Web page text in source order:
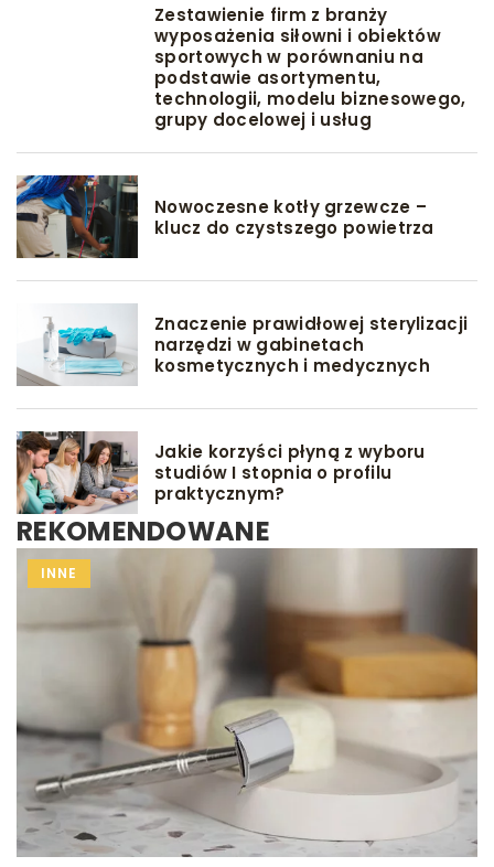
Zestawienie firm z branży
wyposażenia siłowni i obiektów
sportowych w porównaniu na
podstawie asortymentu,
technologii, modelu biznesowego,
grupy docelowej i usług
Nowoczesne kotły grzewcze –
klucz do czystszego powietrza
Znaczenie prawidłowej sterylizacji
narzędzi w gabinetach
kosmetycznych i medycznych
Jakie korzyści płyną z wyboru
studiów I stopnia o profilu
praktycznym?
REKOMENDOWANE
INNE
INNE
PORÓD PRZYGOTOWANIE DO PORODU